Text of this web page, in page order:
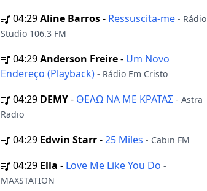
04:29Aline Barros- Ressuscita-me - Rádio
Studio 106.3 FM
04:29Anderson Freire- Um Novo
Endereço (Playback) - Rádio Em Cristo
04:29 DEMY- ΘΕΛΩ ΝΑ ΜΕ ΚΡΑΤΑΣ - Astra
Radio
04:29 Edwin Starr-25 Miles - Cabin FM
04:29 Ella - Love Me Like You Do -
MAXSTATION